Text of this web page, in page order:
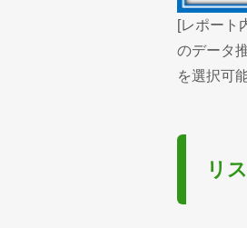
[レポート
のデータ
を選択可
リ